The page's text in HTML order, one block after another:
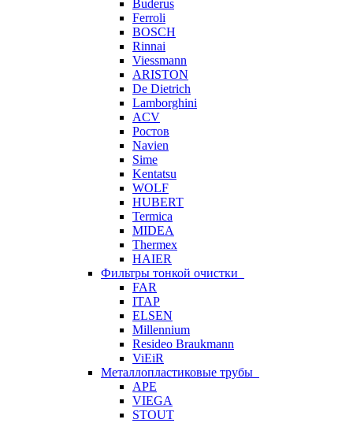
Buderus
Ferroli
BOSCH
Rinnai
Viessmann
ARISTON
De Dietrich
Lamborghini
ACV
Ростов
Navien
Sime
Kentatsu
WOLF
HUBERT
Termica
MIDEA
Thermex
HAIER
Фильтры тонкой очистки
FAR
ITAP
ELSEN
Millennium
Resideo Braukmann
ViEiR
Металлопластиковые трубы
APE
VIEGA
STOUT